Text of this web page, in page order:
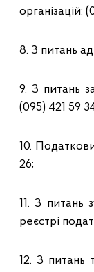
організацій:
8. З питань
9. З питань
(095) 421 59
10.
26;
11. З питань
реєстрі
12. З питань